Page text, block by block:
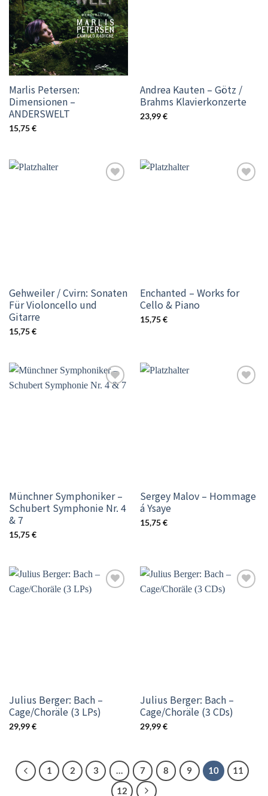
Marlis Petersen:
Dimensionen –
ANDERSWELT
15,75€
Andrea Kauten – Götz /
Brahms Klavierkonzerte
23,99€
Gehweiler / Cvirn: Sonaten
Für Violoncello und
Gitarre
15,75€
Enchanted – Works for
Cello & Piano
15,75€
Münchner Symphoniker –
Schubert Symphonie Nr. 4
& 7
15,75€
Sergey Malov – Hommage
á Ysaye
15,75€
Julius Berger: Bach –
Cage/Choräle (3 LPs)
29,99€
Julius Berger: Bach –
Cage/Choräle (3 CDs)
29,99€
1 2 3 … 7 8 9 10
11
12